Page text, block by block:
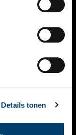
Details tonen